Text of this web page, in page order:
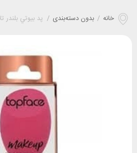
خانه / بدون دسته‌بندی / پد بيوتي